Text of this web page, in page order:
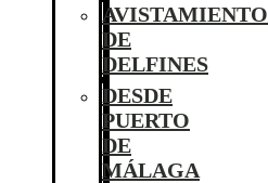
AVISTAMIENTO
DE
DELFINES
DESDE
PUERTO
DE
MÁLAGA